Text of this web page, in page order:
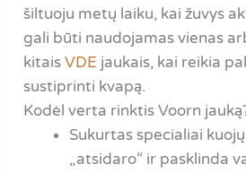
šiltuoju metų laiku, kai žuvys
gali būti naudojamas vienas
kitaisVDE jaukais, kai reikia
sustiprinti kvapą.
Kodėl verta rinktis Voorn
Sukurtas specialiai
„atsidaro“ ir pasklinda